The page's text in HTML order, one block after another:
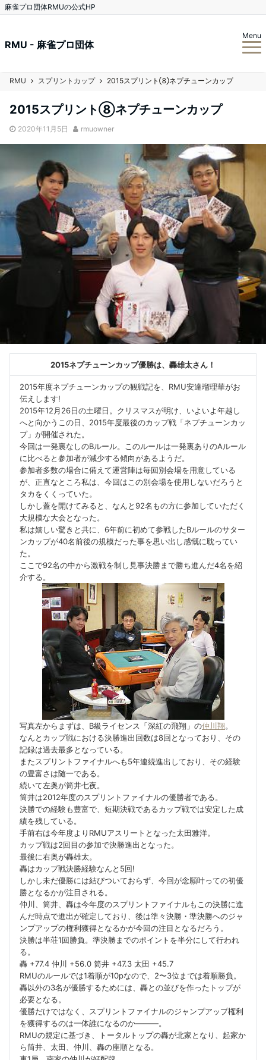
麻雀プロ団体RMUの公式HP
RMU - 麻雀プロ団体
Menu
RMU スプリントカップ 2015スプリント⑧ネプチューンカップ
2015スプリント⑧ネプチューンカップ
2020年11月5日 rmuowner
2015ネプチューンカップ優勝は、轟雄太さん！
2015年度ネプチューンカップの観戦記を、RMU安達瑠理華がお
伝えします!
2015年12月26日の土曜日。クリスマスが明け、いよいよ年越し
へと向かうこの日、2015年度最後のカップ戦「ネプチューンカッ
プ」が開催された。
今回は一発裏なしのBルール。このルールは一発裏ありのAルール
に比べると参加者が減少する傾向があるようだ。
参加者多数の場合に備えて運営陣は毎回別会場を用意している
が、正直なところ私は、今回はこの別会場を使用しないだろうと
タカをくくっていた。
しかし蓋を開けてみると、なんと92名もの方に参加していただく
大規模な大会となった。
私は嬉しい驚きと共に、6年前に初めて参戦したBルールのサター
ンカップが40名前後の規模だった事を思い出し感慨に耽ってい
た。
ここで92名の中から激戦を制し見事決勝まで勝ち進んだ4名を紹
介する。
写真左からまずは、B級ライセンス「深紅の飛翔」の仲川翔。
なんとカップ戦における決勝進出回数は8回となっており、その
記録は過去最多となっている。
またスプリントファイナルへも5年連続進出しており、その経験
の豊富さは随一である。
続いて左奥が筒井七夜。
筒井は2012年度のスプリントファイナルの優勝者である。
決勝での経験も豊富で、短期決戦であるカップ戦では安定した成
績を残している。
手前右は今年度よりRMUアスリートとなった太田雅洋。
カップ戦は2回目の参加で決勝進出となった。
最後に右奥が轟雄太。
轟はカップ戦決勝経験なんと5回!
しかし未だ優勝には結びついておらず、今回が念願叶っての初優
勝となるかが注目される。
仲川、筒井、轟は今年度のスプリントファイナルもこの決勝に進
んだ時点で進出が確定しており、後は準々決勝・準決勝へのジャ
ンプアップの権利獲得となるかが今回の注目となるだろう。
決勝は半荘1回勝負。準決勝までのポイントを半分にして行われ
る。
轟 +77.4 仲川 +56.0 筒井 +47.3 太田 +45.7
RMUのルールでは1着順が10pなので、2〜3位までは着順勝負。
轟以外の3名が優勝するためには、轟との並びを作ったトップが
必要となる。
優勝だけではなく、スプリントファイナルのジャンプアップ権利
を獲得するのは一体誰になるのか———。
RMUの規定に基づき、トータルトップの轟が北家となり、起家か
ら筒井、太田、仲川、轟の座順となる。